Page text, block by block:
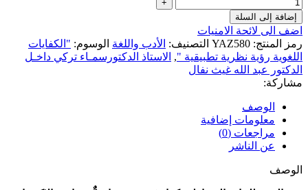
إضافة إلى السلة
اضف الى لائحة الامنيات
رمز المنتج: YAZ580 التصنيف: الأدب واللغة الوسوم: "الكفايات
اللغوية رؤية نظرية تطبيقية ", الاستاذ الدكتورسمـاء تركي داخـل
الدكتور عبد الله غيث نفال
مشاركة:
الوصف
معلومات إضافية
مراجعات (0)
عن الناشر
الوصف